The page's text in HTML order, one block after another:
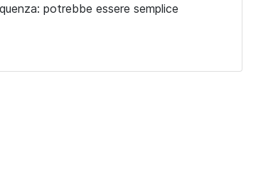
potrebbe essere semplice